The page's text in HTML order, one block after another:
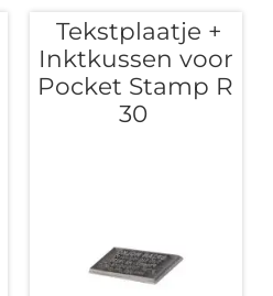
Tekstplaatje +
Inktkussen voor
Pocket Stamp R
30